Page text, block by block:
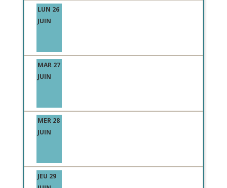
LUN 26
JUIN
MAR 27
JUIN
MER 28
JUIN
JEU 29